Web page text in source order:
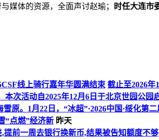
媒体的资源，全面声讨赵瑜；
时任大连市
线上骑行嘉年华圆满结束 截止至2026年
次活动自2025年12月6日于北京世园公
原。1月22日，“冰超”·2026中国·绥化第
“点燃”经济新 昨天
提前一周去银行换新币,结果被告知额度不